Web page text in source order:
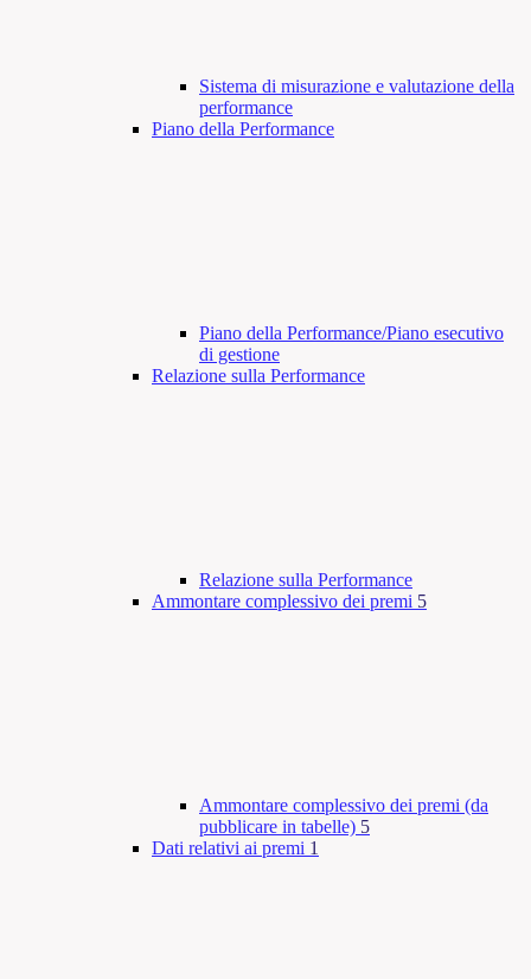
Sistema di misurazione e valutazione della
performance
Piano della Performance
Piano della Performance/Piano esecutivo
di gestione
Relazione sulla Performance
Relazione sulla Performance
Ammontare complessivo dei premi 5
Ammontare complessivo dei premi (da
pubblicare in tabelle) 5
Dati relativi ai premi 1